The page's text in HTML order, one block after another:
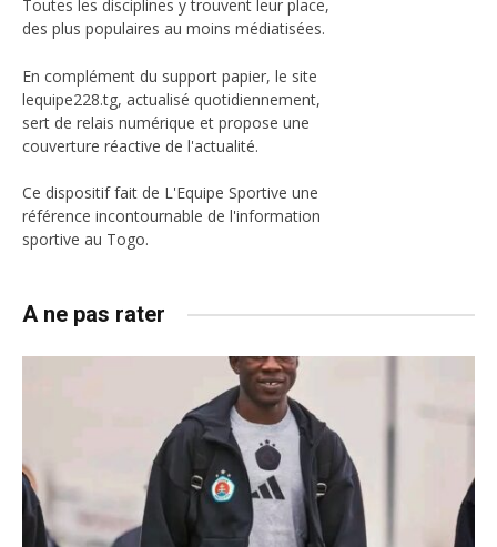
Toutes les disciplines y trouvent leur place,
des plus populaires au moins médiatisées.
En complément du support papier, le site
lequipe228.tg, actualisé quotidiennement,
sert de relais numérique et propose une
couverture réactive de l'actualité.
Ce dispositif fait de L'Equipe Sportive une
référence incontournable de l'information
sportive au Togo.
A ne pas rater